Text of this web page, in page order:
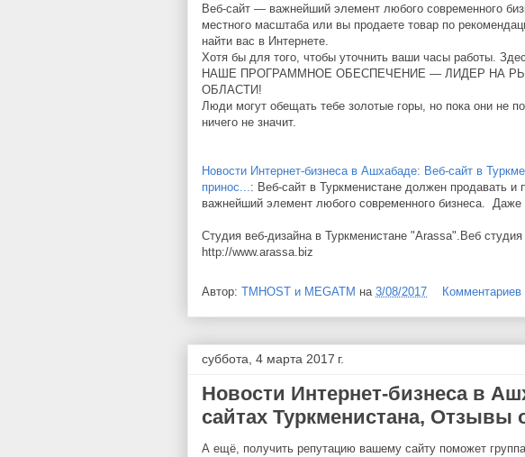
Веб-сайт — важнейший элемент любого современного
местного масштаба или вы продаете товар по
найти вас в Интернете.
Хотя бы для того, чтобы уточнить ваши часы работы.
НАШЕ ПРОГРАММНОЕ ОБЕСПЕЧЕНИЕ — ЛИДЕР НА
ОБЛАСТИ!
Люди могут обещать тебе золотые горы, но пока они не
ничего не значит.
Новости Интернет-бизнеса в Ашхабаде: Веб-сайт в
принос... : Веб-сайт в Туркменистане должен продавать
важнейший элемент любого современного бизнеса. Даже
Студия веб-дизайна в Туркменистане "Arassa".Веб
http://www.arassa.biz
Автор: TMHOST и MEGATM на 3/08/2017 Комментариев
суббота, 4 марта 2017 г.
Новости Интернет-бизнеса в
сайтах Туркменистана, Отзывы
А ещё, получить репутацию вашему сайту поможет